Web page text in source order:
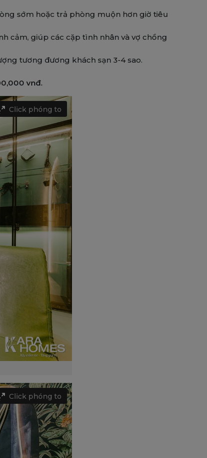
sớm hoặc trả phòng muộn hơn giờ tiêu
cảm, giúp các cặp tình nhân và vợ chồng
tương đương khách sạn 3-4 sao.
vnđ.
Click phóng to
Click phóng to